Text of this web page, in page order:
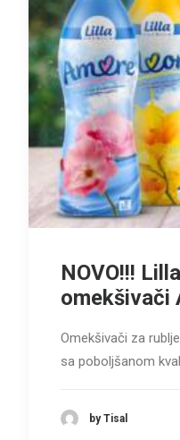
NOVO!!!
omekšivači
Omekšivači za
sa poboljšanom
by Tisal